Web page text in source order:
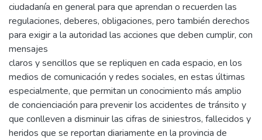
ciudadanía en general para que aprendan o recuerden las
regulaciones, deberes, obligaciones, pero también derechos
para exigir a la autoridad las acciones que deben cumplir, con
mensajes
claros y sencillos que se repliquen en cada espacio, en los
medios de comunicación y redes sociales, en estas últimas
especialmente, que permitan un conocimiento más amplio
de concienciación para prevenir los accidentes de tránsito y
que conlleven a disminuir las cifras de siniestros, fallecidos y
heridos que se reportan diariamente en la provincia de